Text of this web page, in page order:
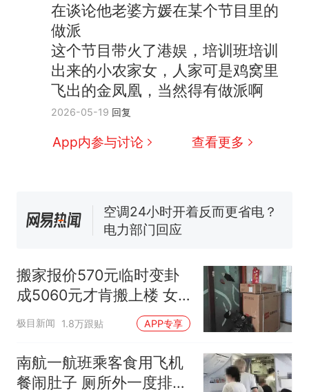
在谈论他老婆方媛在某个节目里的
做派
这个节目带火了港娱，培训班培训
出来的小农家女，人家可是鸡窝里
飞出的金凤凰，当然得有做派啊
2026-05-19 回复
App内参与讨论 查看更多
热
那个在床头放菜刀的女孩，
因老师一句“跟我回家”改写了
人生
新 搬家报价570元，搬到楼下
已叫停招聘，成立调查组全面
核查
空调24小时开着反而更省电？
电力部门回应
搜，网友：天塌了！
南航一航班疑向乘客发放西梅
汁，致多名乘客在飞行途中排
队上厕所！乘客：机上100多
非每架飞机都会发放西梅汁
那个在床头放菜刀的女孩，
人生
搬家报价570元临时变卦
成5060元才肯搬上楼 女
子傻眼
极目新闻 1.8万跟贴 APP专享
南航一航班乘客食用飞机
餐闹肚子 厕所外一度排长